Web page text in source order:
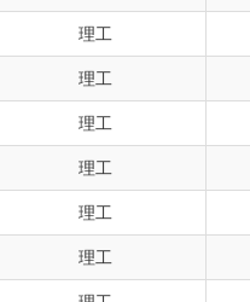
理工
理工
理工
理工
理工
理工